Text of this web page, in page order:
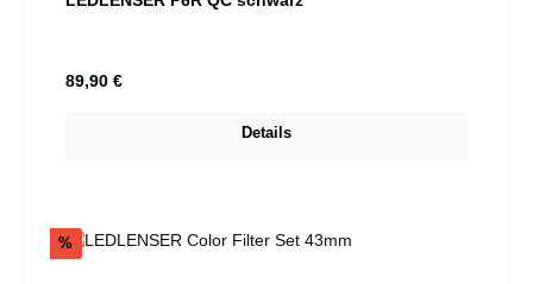
Regulärer Preis:
89,90 €
Details
%Rabatt